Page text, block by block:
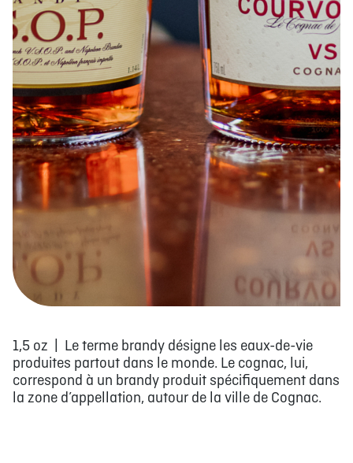
1,5 oz | Le terme brandy désigne les eaux-de-vie
produites partout dans le monde. Le cognac, lui,
correspond à un brandy produit spécifiquement dans
la zone d’appellation, autour de la ville de Cognac.